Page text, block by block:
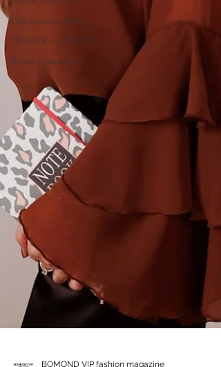
Сексуальна енергія
ПЕЧАТКА ДОВІРИ
Жінка сучасності